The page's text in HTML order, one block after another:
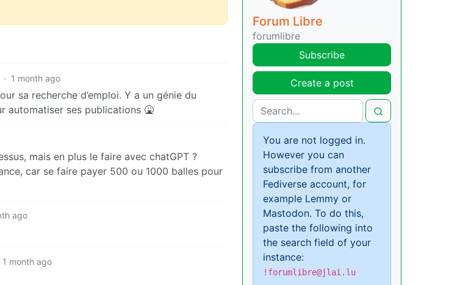
· 1 month ago
sa recherche d’emploi. Y a un génie du
automatiser ses publications 🤮
mais en plus le faire avec chatGPT ?
car se faire payer 500 ou 1000 balles pour
ago
1 month ago
Forum Libre
forumlibre
Subscribe
Create a post
You are not logged in.
However you can
subscribe from another
Fediverse account, for
example Lemmy or
Mastodon. To do this,
paste the following into
the search field of your
instance:
!forumlibre@jlai.lu